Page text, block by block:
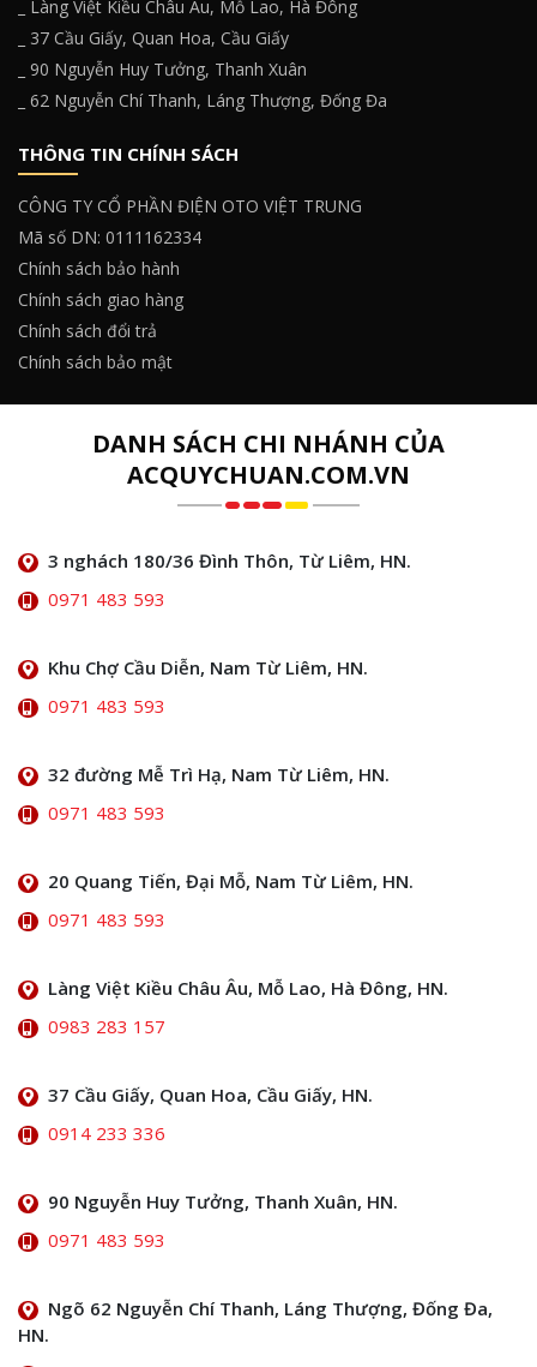
_ Làng Việt Kiều Châu Âu, Mỗ Lao, Hà Đông
_ 37 Cầu Giấy, Quan Hoa, Cầu Giấy
_ 90 Nguyễn Huy Tưởng, Thanh Xuân
_ 62 Nguyễn Chí Thanh, Láng Thượng, Đống Đa
THÔNG TIN CHÍNH SÁCH
CÔNG TY CỔ PHẦN ĐIỆN OTO VIỆT TRUNG
Mã số DN: 0111162334
Chính sách bảo hành
Chính sách giao hàng
Chính sách đổi trả
Chính sách bảo mật
DANH SÁCH CHI NHÁNH CỦA
ACQUYCHUAN.COM.VN
3 nghách 180/36 Đình Thôn, Từ Liêm, HN.
0971 483 593
Khu Chợ Cầu Diễn, Nam Từ Liêm, HN.
0971 483 593
32 đường Mễ Trì Hạ, Nam Từ Liêm, HN.
0971 483 593
20 Quang Tiến, Đại Mỗ, Nam Từ Liêm, HN.
0971 483 593
Làng Việt Kiều Châu Âu, Mỗ Lao, Hà Đông, HN.
0983 283 157
37 Cầu Giấy, Quan Hoa, Cầu Giấy, HN.
0914 233 336
90 Nguyễn Huy Tưởng, Thanh Xuân, HN.
0971 483 593
Ngõ 62 Nguyễn Chí Thanh, Láng Thượng, Đống Đa,
HN.